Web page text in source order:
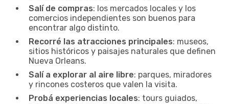
Salí de compras: los mercados locales y los
comercios independientes son buenos para
encontrar algo distinto.
Recorré las atracciones principales: museos,
sitios históricos y paisajes naturales que definen
Nueva Orleans.
Salí a explorar al aire libre: parques, miradores
y rincones costeros que valen la visita.
Probá experiencias locales: tours guiados,